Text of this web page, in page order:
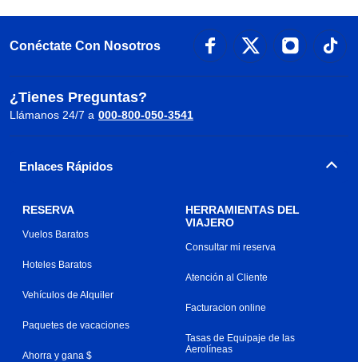
Conéctate Con Nosotros
¿Tienes Preguntas?
Llámanos 24/7 a 000-800-050-3541
Enlaces Rápidos
RESERVA
Vuelos Baratos
Hoteles Baratos
Vehículos de Alquiler
Paquetes de vacaciones
Ahorra y gana $
HERRAMIENTAS DEL
VIAJERO
Consultar mi reserva
Atención al Cliente
Facturacion online
Tasas de Equipaje de las
Aerolíneas